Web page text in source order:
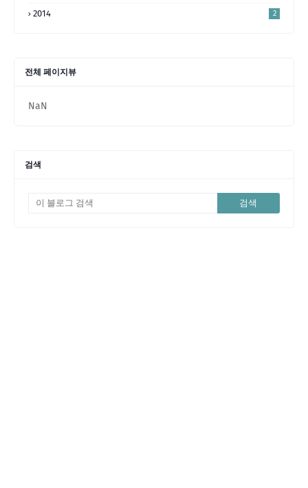
2014 2
전체 페이지뷰
NaN
검색